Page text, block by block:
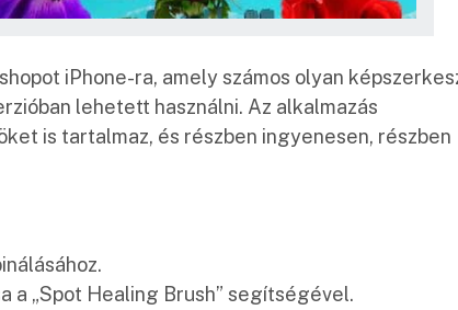
iPhone-ra, amely számos olyan
lehetett használni. Az alkalmazás
is tartalmaz, és részben ingyenesen, részben
„Spot Healing Brush” segítségével.